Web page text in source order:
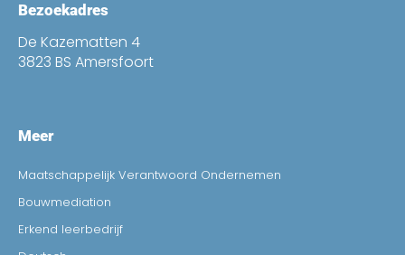
Bezoekadres
De Kazematten 4
3823 BS Amersfoort
Meer
Maatschappelijk Verantwoord Ondernemen
Bouwmediation
Erkend leerbedrijf